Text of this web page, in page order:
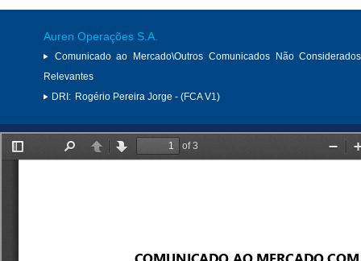
Auren Operações S.A.
Comunicado ao Mercado\Outros Comunicados Não
Relevantes
DRI: Rogério Pereira Jorge - (FCA V1)